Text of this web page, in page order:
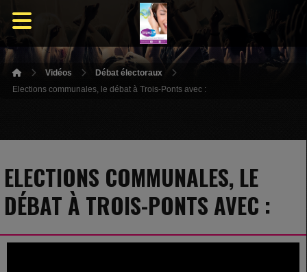
Vidéos
Débat électoraux
Elections communales, le débat à Trois-Ponts avec :
ELECTIONS COMMUNALES, LE
DÉBAT À TROIS-PONTS AVEC :